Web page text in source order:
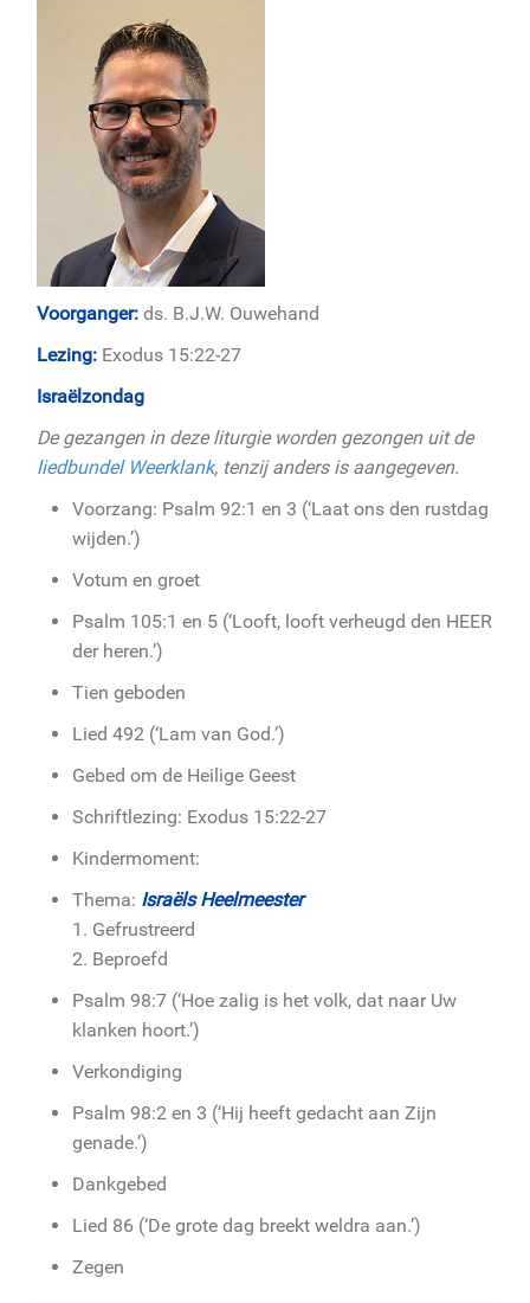
Voorganger: ds. B.J.W. Ouwehand
Lezing: Exodus 15:22-27
Israëlzondag
De gezangen in deze liturgie worden gezongen uit de
liedbundel Weerklank, tenzij anders is aangegeven.
Voorzang: Psalm 92:1 en 3 (‘Laat ons den rustdag
wijden.’)
Votum en groet
Psalm 105:1 en 5 (‘Looft, looft verheugd den HEER
der heren.’)
Tien geboden
Lied 492 (‘Lam van God.’)
Gebed om de Heilige Geest
Schriftlezing: Exodus 15:22-27
Kindermoment:
Thema: Israëls Heelmeester
1. Gefrustreerd
2. Beproefd
Psalm 98:7 (‘Hoe zalig is het volk, dat naar Uw
klanken hoort.’)
Verkondiging
Psalm 98:2 en 3 (‘Hij heeft gedacht aan Zijn
genade.’)
Dankgebed
Lied 86 (‘De grote dag breekt weldra aan.’)
Zegen